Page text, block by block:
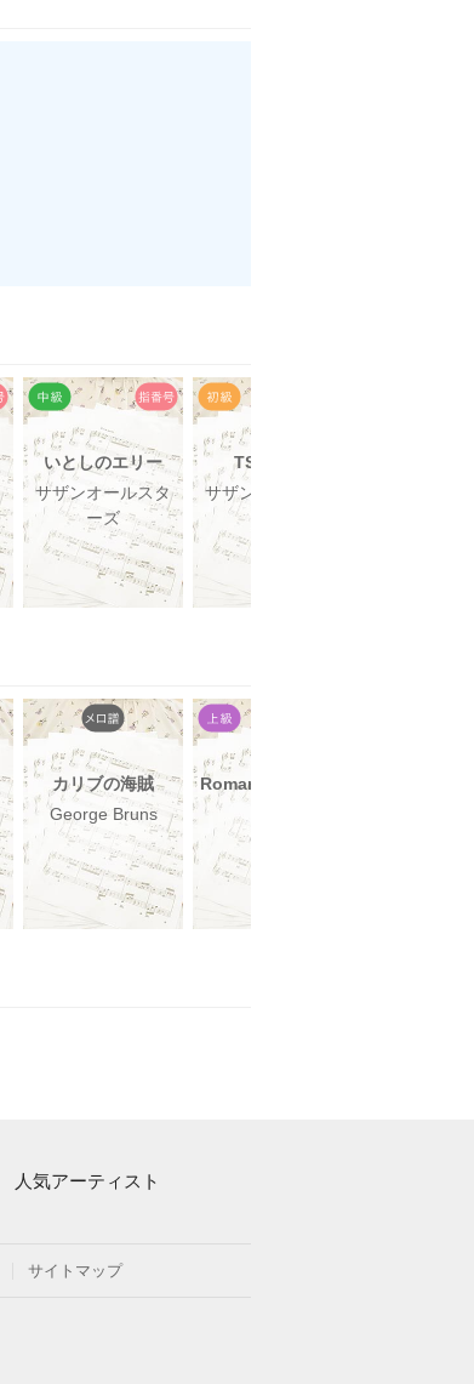
いとしのエリー
サザンオールスタ
ーズ
TSUNAMI
サザンオールスタ
カリブの海賊
George Bruns
Romanticが止まら
C-C-B
人気アーティスト
ヨルシカ
サイトマップ